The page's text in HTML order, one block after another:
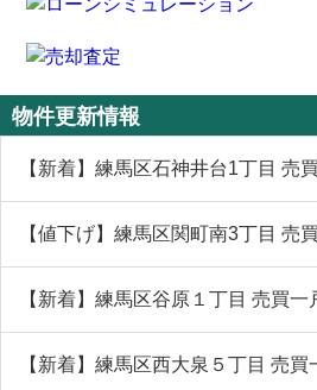
物件更新情報
【新着】練馬区石神井台1丁目 売
【値下げ】練馬区関町南3丁目 売
【新着】練馬区谷原１丁目 売買一
【新着】練馬区西大泉５丁目 売買